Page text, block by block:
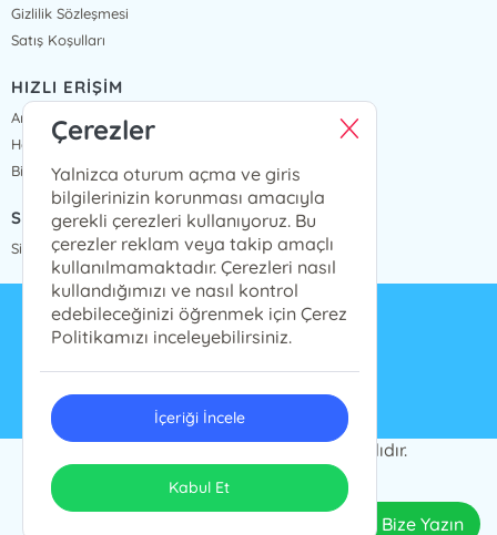
Gizlilik Sözleşmesi
Satış Koşulları
HIZLI ERİŞİM
Anasayfa
Hakkımızda
Bize Ulaşın
SİPARİŞ TAKİP
Sipariş Takip
info@presstij.com.tr
0262 606 06 59
PRESSTİJ © 2024 Tüm Hakları Saklıdır.
Tasarım & Uygulama
Bize Yazın
Çerezler
Yalnizca oturum açma ve giris
bilgilerinizin korunması amacıyla
gerekli çerezleri kullanıyoruz. Bu
çerezler reklam veya takip amaçlı
kullanılmamaktadır. Çerezleri nasıl
kullandığımızı ve nasıl kontrol
edebileceğinizi öğrenmek için Çerez
Politikamızı inceleyebilirsiniz.
İçeriği İncele
Kabul Et